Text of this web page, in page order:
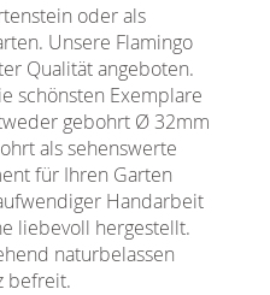
oder als
Unsere Flamingo
Qualität angeboten.
schönsten Exemplare
gebohrt Ø 32mm
als sehenswerte
für Ihren Garten
Handarbeit
liebevoll hergestellt.
naturbelassen
befreit.